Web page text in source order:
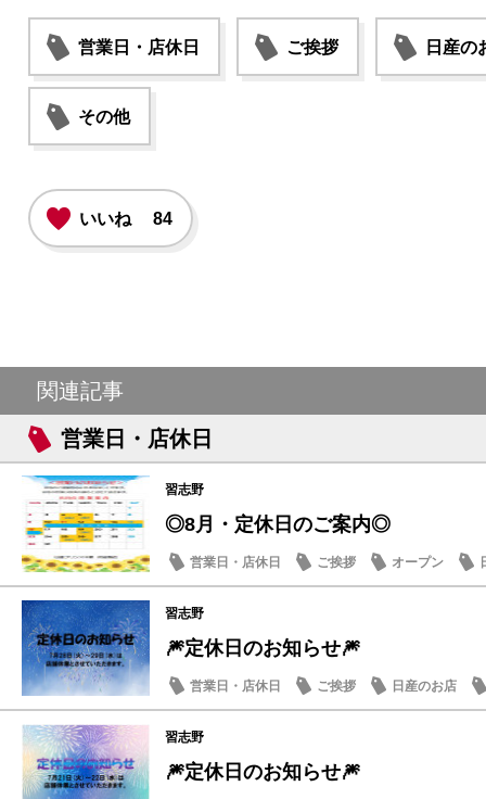
営業日・店休日 ご挨拶 日産の
その他
いいね 84
関連記事
営業日・店休日
習志野
◎8月・定休日のご案内◎
営業日・店休日 ご挨拶 オープン
習志野
🎆定休日のお知らせ🎆
営業日・店休日 ご挨拶 日産のお店
習志野
🎆定休日のお知らせ🎆